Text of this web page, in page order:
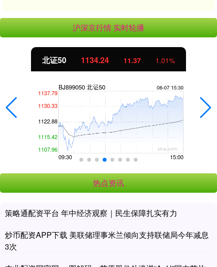
沪深京行情 实时轮播
北证50 1134.24 11.37 1.01%
热点资讯
策略通配资平台 年中经济观察｜民生保障扎实有力
炒币配资APP下载 美联储理事米兰倾向支持联储局今年减息
3次